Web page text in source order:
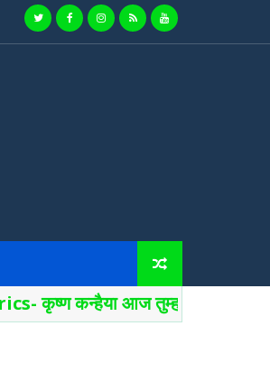
कृष्ण कन्हैया आज तुम्हारे हाथ पे